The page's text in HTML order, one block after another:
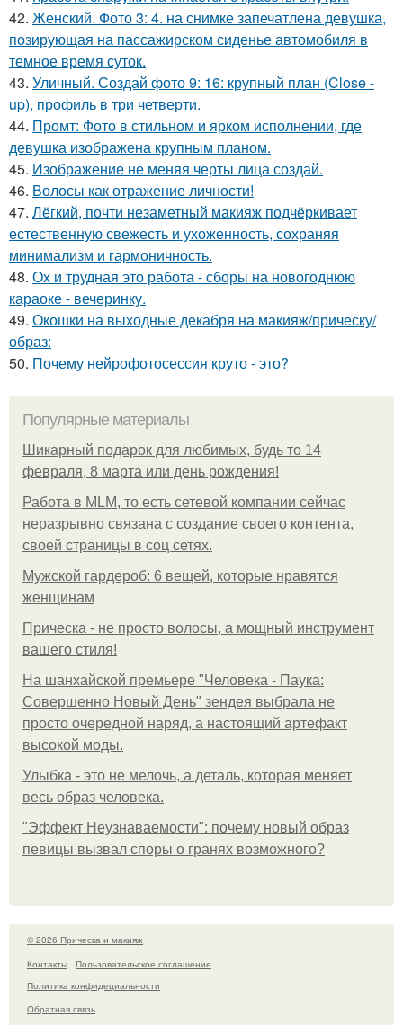
42. Женский. Фото 3: 4. на снимке запечатлена девушка,
позирующая на пассажирском сиденье автомобиля в
темное время суток.
43. Уличный. Создай фото 9: 16: крупный план (Close -
up), профиль в три четверти.
44. Промт: Фото в стильном и ярком исполнении, где
девушка изображена крупным планом.
45. Изображение не меняя черты лица создай.
46. Волосы как отражение личности!
47. Лёгкий, почти незаметный макияж подчёркивает
естественную свежесть и ухоженность, сохраняя
минимализм и гармоничность.
48. Ох и трудная это работа - сборы на новогоднюю
караоке - вечеринку.
49. Окошки на выходные декабря на макияж/прическу/
образ:
50. Почему нейрофотосессия круто - это?
Популярные материалы
Шикарный подарок для любимых, будь то 14
февраля, 8 марта или день рождения!
Работа в MLM, то есть сетевой компании сейчас
неразрывно связана с создание своего контента,
своей страницы в соц сетях.
Мужской гардероб: 6 вещей, которые нравятся
женщинам
Прическа - не просто волосы, а мощный инструмент
вашего стиля!
На шанхайской премьере "Человека - Паука:
Совершенно Новый День" зендея выбрала не
просто очередной наряд, а настоящий артефакт
высокой моды.
Улыбка - это не мелочь, а деталь, которая меняет
весь образ человека.
"Эффект Неузнаваемости": почему новый образ
певицы вызвал споры о гранях возможного?
© 2026 Прическа и макияж
Контакты
Пользовательское соглашение
Политика конфидециальности
Обратная связь